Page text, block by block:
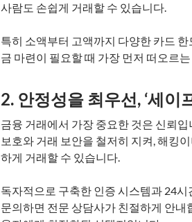
사람도 손쉽게 거래할 수 있습니다.
특히 소액부터 고액까지 다양한 카드
금 마련이 필요할 때 가장 먼저 떠오르
2. 안정성을 최우선, ‘세이
금융 거래에서 가장 중요한 것은 신뢰입
보호와 거래 보안을 철저히 지켜, 해킹
하게 거래할 수 있습니다.
독자적으로 구축한 인증 시스템과 24
문의하면 전문 상담사가 친절하게 안내